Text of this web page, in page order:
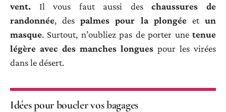
vent. Il vous faut aussi deschaussures de
randonnée, des palmes pour la plongée etun
masque. Surtout, n’oubliez pas de porter une tenue
légère avec des manches longues pour les virées
dans le désert.
Idées pour boucler vos bagages